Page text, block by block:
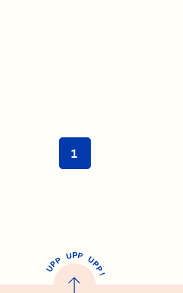
1
U
P
P UPP UP
P
!